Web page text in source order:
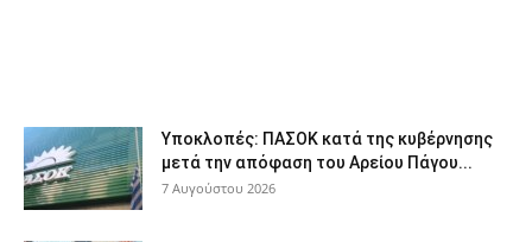
Υποκλοπές: ΠΑΣΟΚ κατά της κυβέρνησης
μετά την απόφαση του Αρείου Πάγου...
7 Αυγούστου 2026